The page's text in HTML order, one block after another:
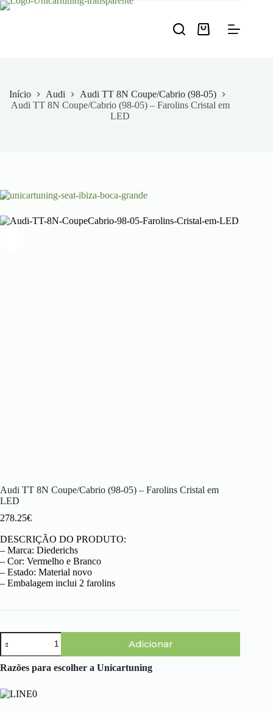
Pular
Carrinho
Início Audi
Audi TT 8N Coupe/Cabrio (98-05)
Audi TT 8N Coupe/Cabrio (98-05) – Farolins Cristal em
LED
Audi TT 8N Coupe/Cabrio (98-05) – Farolins Cristal em
LED
278.25€
DESCRIÇÃO DO PRODUTO:
– Marca: Diederichs
– Cor: Vermelho e Branco
– Estado: Material novo
– Embalagem inclui 2 farolins
Quantidade
de
Audi
TT
Coupe/Cabrio
(98-
Adicionar
Razões para escolher a Unicartuning